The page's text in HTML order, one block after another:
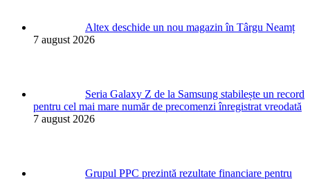
Altex deschide un nou magazin în Târgu Neamț
7 august 2026
Seria Galaxy Z de la Samsung stabilește un record
pentru cel mai mare număr de precomenzi înregistrat vreodată
7 august 2026
Grupul PPC prezintă rezultate financiare pentru